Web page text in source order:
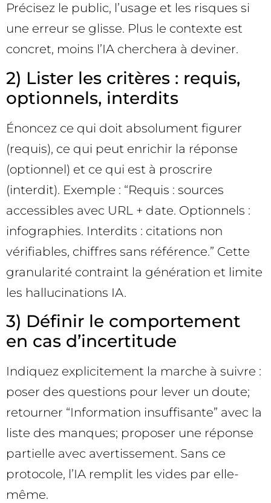
Précisez le public, l’usage et les risques si
une erreur se glisse. Plus le contexte est
concret, moins l’IA cherchera à deviner.
2) Lister les critères : requis,
optionnels, interdits
Énoncez ce qui doit absolument figurer
(requis), ce qui peut enrichir la réponse
(optionnel) et ce qui est à proscrire
(interdit). Exemple : “Requis : sources
accessibles avec URL + date. Optionnels :
infographies. Interdits : citations non
vérifiables, chiffres sans référence.” Cette
granularité contraint la génération et limite
les hallucinations IA.
3) Définir le comportement
en cas d’incertitude
Indiquez explicitement la marche à suivre :
poser des questions pour lever un doute;
retourner “Information insuffisante” avec la
liste des manques; proposer une réponse
partielle avec avertissement. Sans ce
protocole, l’IA remplit les vides par elle-
même.